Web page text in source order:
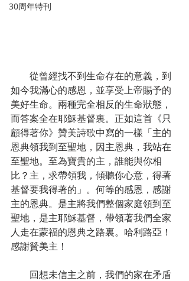
30周年特刊
如今我滿心的感恩，並享受上帝賜予的
美好生命。兩種完全相反的生命狀態，
而答案全在耶穌基督裏。正如這首《只
顧得著你》贊美詩歌中寫的一樣「主的
恩典領我到至聖地，因主恩典，我站在
至聖地。至為寶貴的主，誰能與你相
比？主，求帶領我，傾聽你心意，得著
基督要我得著的」。何等的感恩，感謝
主的恩典。是主將我們整個家庭領到至
聖地，是主耶穌基督，帶領著我們全家
人走在蒙福的恩典之路裏。哈利路亞！
感謝贊美主！